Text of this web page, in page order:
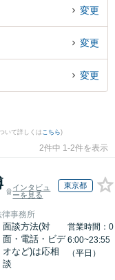
や弁護士費用、強みなどが
を法律相談できる大阪市
相談者さんにおすすめで
変更
変更
変更
いて詳しくは こちら)
2件中 1-2件を表示
インタビュ
ーを見る
東京都
律事務所
面談方法(対
面・電話・ビデ
オなど)は応相
談
営業時間：0
6:00~23:55
（平日）